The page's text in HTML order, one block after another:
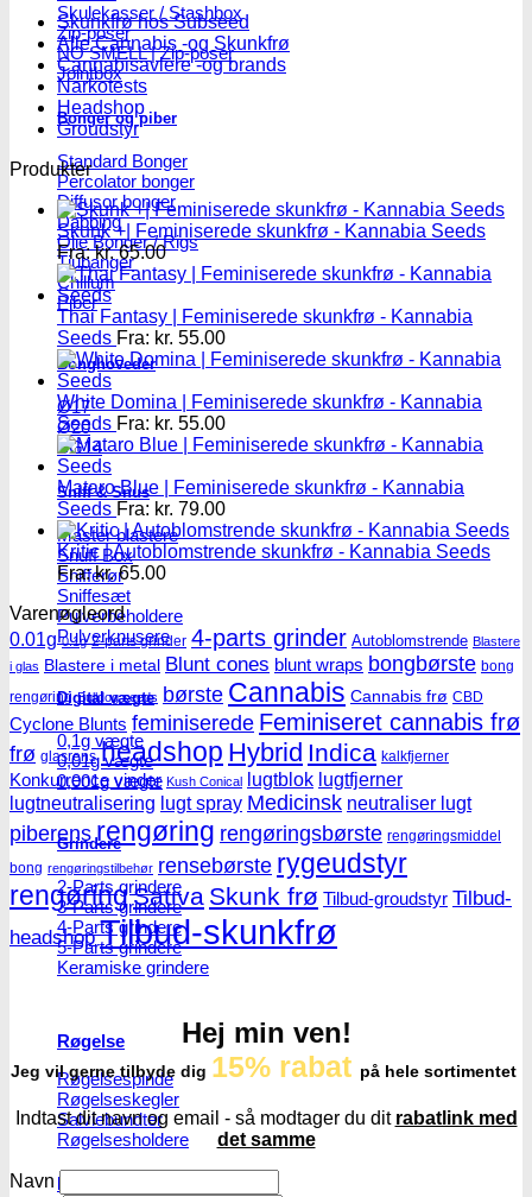
Skulekasser / Stashbox
Zip-poser
NO SMELL | Zip-poser
Jointbox
Bonger og piber
Standard Bonger
Percolator bonger
Diffusor bonger
Dabbing
Olie Bonger / Rigs
Tjubanger
Chillum
Piber
Bonghoveder
Ø17
Ø20
SG14
Sniff & Snus
Master blastere
Snuff Box
Snifferør
Sniffesæt
Pulverbeholdere
Pulverknusere
Digital vægte
0,1g vægte
0,01g vægte
0,001g vægte
Grindere
2-Parts grindere
3-Parts grindere
4-Parts grindere
5-Parts grindere
Keramiske grindere
Røgelse
Røgelsespinde
Røgelseskegler
Salviebundter
Røgelsesholdere
Rengøring
Skunkfrø hos Subseed
Alle Cannabis -og Skunkfrø
Cannabisavlere -og brands
Narkotests
Headshop
Groudstyr
Produkter
Skunk +| Feminiserede skunkfrø - Kannabia Seeds
Fra:kr.65.00
Thai Fantasy | Feminiserede skunkfrø - Kannabia
Seeds Fra: kr. 55.00
White Domina | Feminiserede skunkfrø - Kannabia
Seeds Fra: kr. 55.00
Mataro Blue | Feminiserede skunkfrø - Kannabia
Seeds Fra: kr. 79.00
Kritic | Autoblomstrende skunkfrø - Kannabia Seeds
Fra:kr.65.00
Varenøgleord
0.01g 0.1g 2-parts grinder 4-parts grinder Autoblomstrende Blastere
i glas Blastere i metal Blunt cones blunt wraps bongbørste bong
rengøring Bulldog seeds børste Cannabis Cannabis frø CBD
Cyclone Blunts feminiserede Feminiseret cannabis frø
frø glasrens headshop Hybrid Indica kalkfjerner
Konkurrence vinder Kush Conical lugtblok lugtfjerner
lugtneutralisering lugt spray Medicinsk neutraliser lugt
piberens rengøring rengøringsbørste rengøringsmiddel
bong rengøringstilbehør rensebørste rygeudstyr
rengøringSativa Skunk frø Tilbud-groudstyr Tilbud-
headshop Tilbud-skunkfrø
Hej min ven!
Jeg vil gerne tilbyde dig 15% rabat på hele sortimentet
Indtast dit navn og email - så modtager du dit rabatlink med
det samme
Navn